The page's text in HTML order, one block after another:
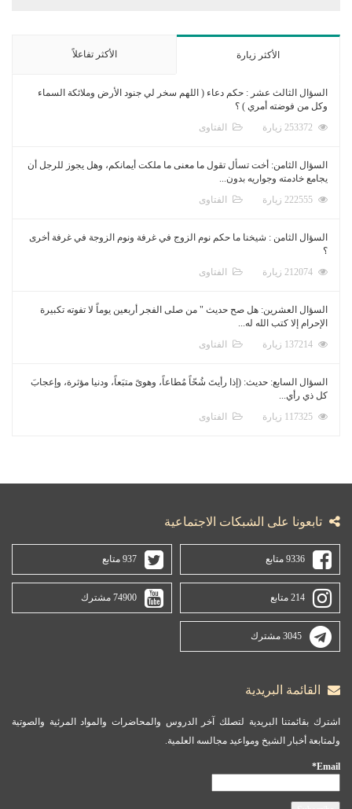
الأكثر زيارة الأكثر تفاعلاً
السؤال الثالث عشر : حكم دعاء ( اللهم سخر لي جنود الأرض وملائكة السماء
وكل من فوضته أمري ) ؟
الفتاوى
السؤال الثامن: أخت تسأل تقول ما معنى ما ملكت أيمانكم، وهل يجوز للرجل أن
يجامع خادمته وجواريه بدون...
الفتاوى
السؤال الثامن : شيخنا ما حكم نوم الزوج في غرفة ونوم الزوجة في غرفة أخرى
؟
الفتاوى
السؤال العشرين: هل صح حديث " من صلى الفجر أربعين يوماً لا تفوته تكبيرة
الإحرام إلا كتب الله له...
الفتاوى
السؤال السابع: حديث: (إذا رأيتَ شُحّاً مُطاعاً، وهوىً متبَعاً، ودنيا مؤثرة، وإعجابَ
كل ذي رأي...
الفتاوى
تابعونا على الشبكات الاجتماعية
9336 متابع 937 متابع
214 متابع 74900 مشترك
3045 مشترك
القائمة البريدية
اشترك بقائمتنا البريدية لتصلك آخر الدروس والمحاضرات والمواد المرئية والصوتية
ولمتابعة أخبار الشيخ ومواعيد مجالسه العلمية.
Email*